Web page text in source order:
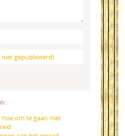
hoe om te gaan met